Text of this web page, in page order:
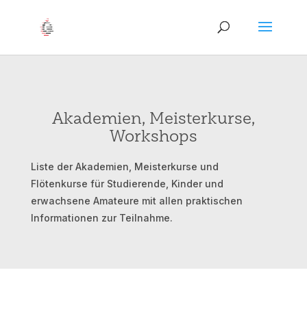
Akademien, Meisterkurse,
Workshops
Liste der Akademien, Meisterkurse und
Flötenkurse für Studierende, Kinder und
erwachsene Amateure mit allen praktischen
Informationen zur Teilnahme.